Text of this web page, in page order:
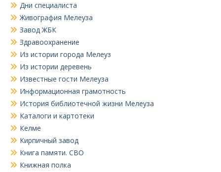
Дни специалиста
Живография Мелеуза
Завод ЖБК
Здравоохранение
Из истории города Мелеуз
Из истории деревень
Известные гости Мелеуза
Информационная грамотность
История библиотечной жизни Мелеуза
Каталоги и картотеки
Келме
Кирпичный завод
Книга памяти. СВО
Книжная полка